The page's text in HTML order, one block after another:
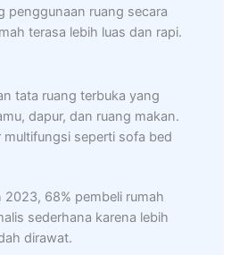
penggunaan ruang secara
terasa lebih luas dan rapi.
tata ruang terbuka yang
dapur, dan ruang makan.
multifungsi seperti sofa bed
2023, 68% pembeli rumah
sederhana karena lebih
dirawat.